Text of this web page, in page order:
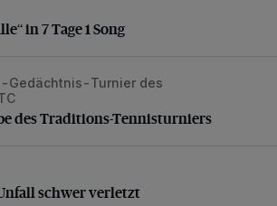
in 7 Tage 1 Song
in 7 Tage 1 Song
des Traditions-Tennisturniers
Gedächtnis-Turnier des
des Traditions-Tennisturniers
schwer verletzt
schwer verletzt